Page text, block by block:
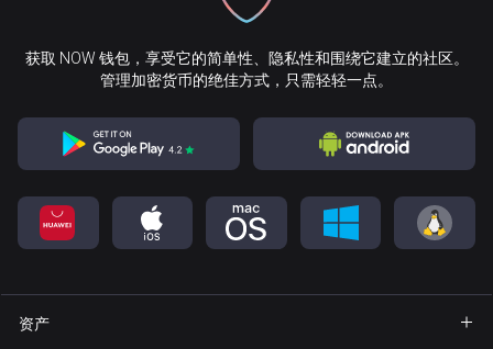
获取 NOW 钱包，享受它的简单性、隐私性和围绕它建立的社区。
管理加密货币的绝佳方式，只需轻轻一点。
资产